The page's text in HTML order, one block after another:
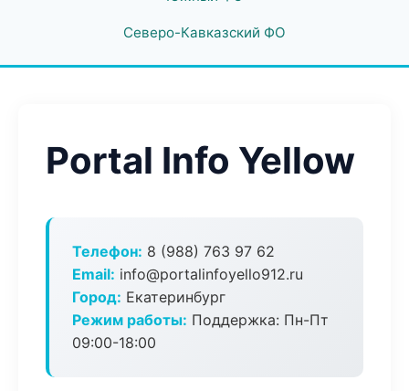
Северо-Кавказский ФО
Portal Info Yellow
Телефон: 8 (988) 763 97 62
Email: info@portalinfoyello912.ru
Город: Екатеринбург
Режим работы: Поддержка: Пн-Пт
09:00-18:00